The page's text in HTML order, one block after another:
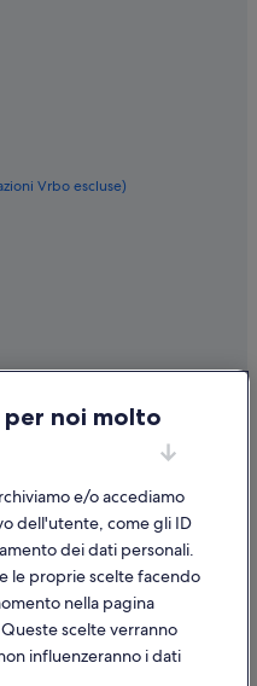
Vrbo escluse)
dei contenuti
hotel o una casa vacanze
per noi molto
e/o accediamo
dell'utente, come gli ID
dei dati personali.
le proprie scelte facendo
nella pagina
scelte verranno
influenzeranno i dati